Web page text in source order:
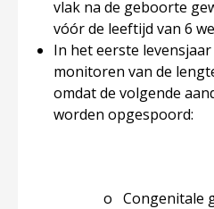
vlak na de geboorte
vóór de leeftijd van 6
In het eerste
monitoren van de
omdat de volgende
worden opgespoord:
o Congenitale